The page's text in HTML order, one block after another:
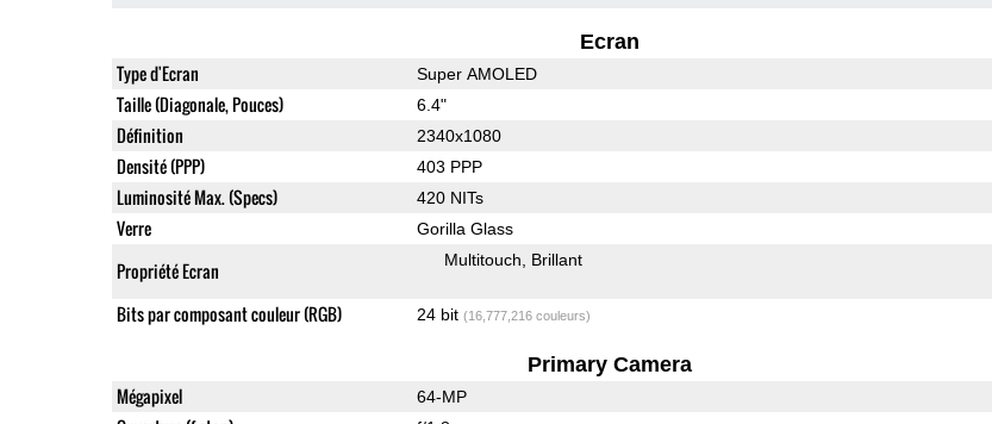
Ecran
Type d'Ecran Super AMOLED
Taille (Diagonale, Pouces) 6.4"
Définition 2340x1080
Densité (PPP) 403 PPP
Luminosité Max. (Specs) 420 NITs
Verre Gorilla Glass
Propriété Ecran Multitouch Brillant
Bits par composant couleur (RGB) 24 bit (16,777,216 couleurs)
Primary Camera
Mégapixel 64-MP